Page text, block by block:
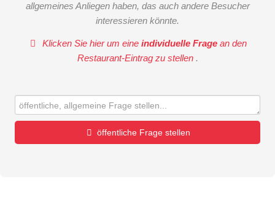
allgemeines Anliegen haben, das auch andere Besucher
interessieren könnte.
Klicken Sie hier um eineindividuelle Frage an den
Restaurant-Eintrag zu stellen .
öffentliche Frage stellen